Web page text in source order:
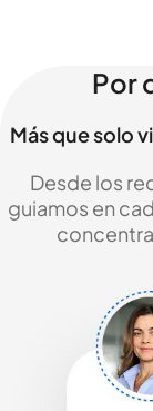
Por
Más que solo
Desde los
guiamos en